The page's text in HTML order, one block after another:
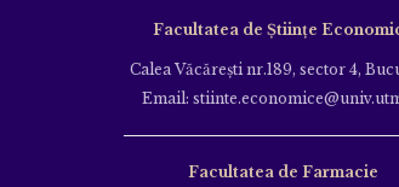
Facultatea de Științe
Calea Văcăreşti nr.189, sector 4,
Email:
Facultatea de Farmacie